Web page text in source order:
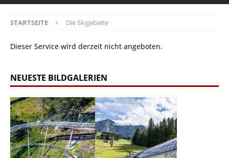
STARTSEITE Die Skigebiete
Dieser Service wird derzeit nicht angeboten.
NEUESTE BILDGALERIEN